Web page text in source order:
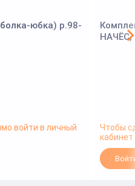
юбка) р.98-
войти в личный
НАЧЁС,
Чтобы
кабинет